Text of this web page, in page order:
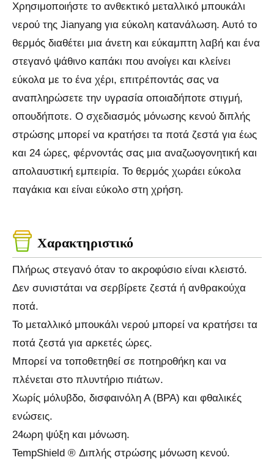
Χρησιμοποιήστε το ανθεκτικό μεταλλικό μπουκάλι
νερού της Jianyang για εύκολη κατανάλωση. Αυτό το
θερμός διαθέτει μια άνετη και εύκαμπτη λαβή και ένα
στεγανό ψάθινο καπάκι που ανοίγει και κλείνει
εύκολα με το ένα χέρι, επιτρέποντάς σας να
αναπληρώσετε την υγρασία οποιαδήποτε στιγμή,
οπουδήποτε. Ο σχεδιασμός μόνωσης κενού διπλής
στρώσης μπορεί να κρατήσει τα ποτά ζεστά για έως
και 24 ώρες, φέρνοντάς σας μια αναζωογονητική και
απολαυστική εμπειρία. Το θερμός χωράει εύκολα
παγάκια και είναι εύκολο στη χρήση.
Χαρακτηριστικό
Πλήρως στεγανό όταν το ακροφύσιο είναι κλειστό.
Δεν συνιστάται να σερβίρετε ζεστά ή ανθρακούχα
ποτά.
Το μεταλλικό μπουκάλι νερού μπορεί να κρατήσει τα
ποτά ζεστά για αρκετές ώρες.
Μπορεί να τοποθετηθεί σε ποτηροθήκη και να
πλένεται στο πλυντήριο πιάτων.
Χωρίς μόλυβδο, δισφαινόλη Α (BPA) και φθαλικές
ενώσεις.
24ωρη ψύξη και μόνωση.
TempShield ®️ Διπλής στρώσης μόνωση κενού.